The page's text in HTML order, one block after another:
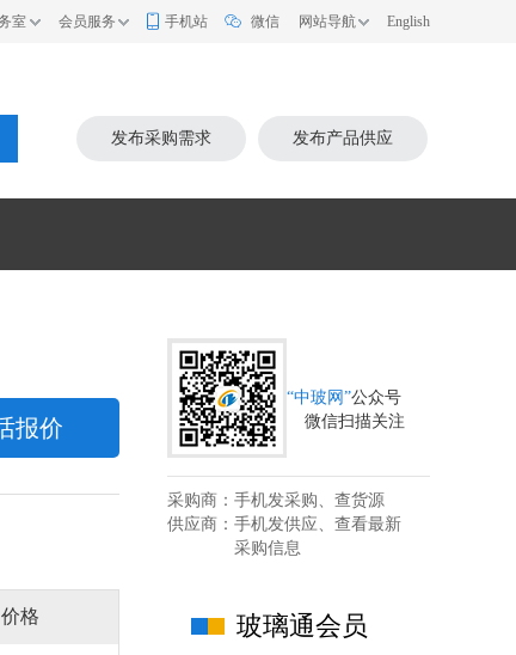
室 会员服务 手机站 微信 网站导航 English
发布采购需求 发布产品供应
报价
价格
“中玻网”公众号
微信扫描关注
采购商：手机发采购、查货源
供应商：手机发供应、查看最新
采购信息
玻璃通会员